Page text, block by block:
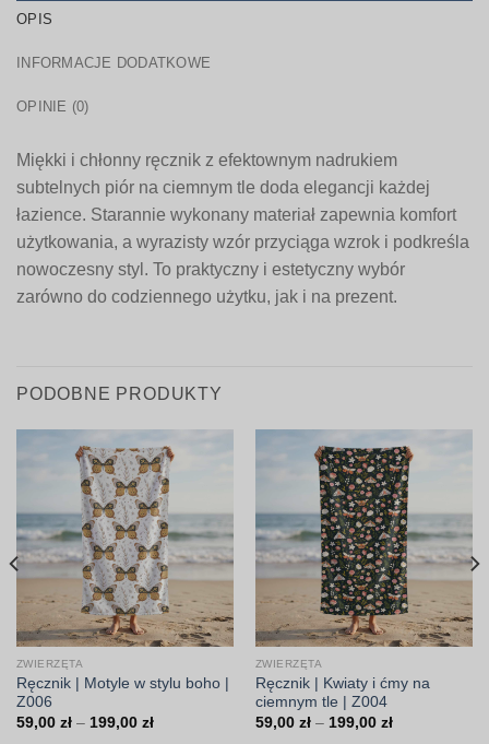
OPIS
INFORMACJE DODATKOWE
OPINIE (0)
Miękki i chłonny ręcznik z efektownym nadrukiem
subtelnych piór na ciemnym tle doda elegancji każdej
łazience. Starannie wykonany materiał zapewnia komfort
użytkowania, a wyrazisty wzór przyciąga wzrok i podkreśla
nowoczesny styl. To praktyczny i estetyczny wybór
zarówno do codziennego użytku, jak i na prezent.
PODOBNE PRODUKTY
ZWIERZĘTA
Ręcznik | Motyle w stylu boho |
Z006
59,00 zł – 199,00 złZakres
ZWIERZĘTA
Ręcznik | Kwiaty i ćmy na
ciemnym tle | Z004
59,00 zł – 199,00 złZakres